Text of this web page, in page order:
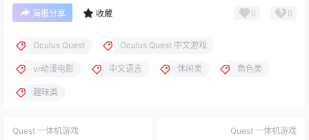
海报分享 收藏 0 0
Oculus Quest Oculus Quest 中文游戏
vr动漫电影 中文语言 休闲类 角色类
趣味类
Quest 一体机游戏 Quest 一体机游戏